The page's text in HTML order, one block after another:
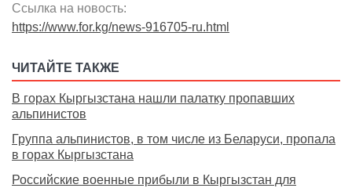
Ссылка на новость:
https://www.for.kg/news-916705-ru.html
ЧИТАЙТЕ ТАКЖЕ
В горах Кыргызстана нашли палатку пропавших
альпинистов
Группа альпинистов, в том числе из Беларуси, пропала
в горах Кыргызстана
Российские военные прибыли в Кыргызстан для